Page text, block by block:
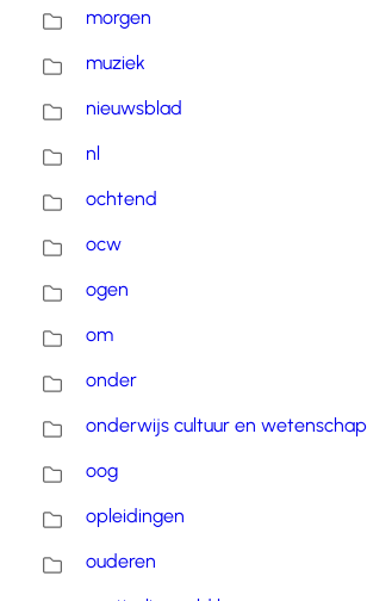
morgen
muziek
nieuwsblad
nl
ochtend
ocw
ogen
om
onder
onderwijs cultuur en wetenschap
oog
opleidingen
ouderen